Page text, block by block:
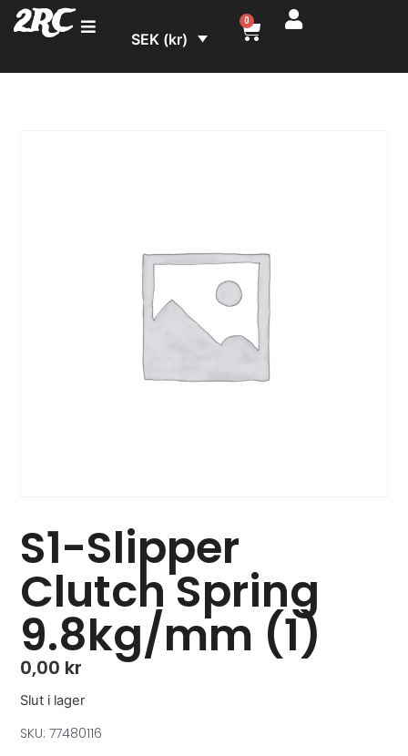
2RC SEK (kr)
0
S1-Slipper
Clutch Spring
9.8kg/mm (1)
0,00 kr
Slut i lager
SKU: 77480116